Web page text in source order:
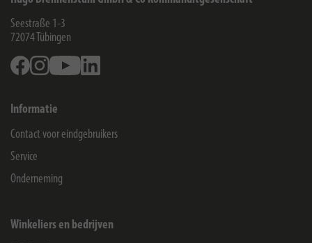
Seestraße 1-3
72074 Tübingen
FacebookInstagramYoutube
Informatie
Contact voor eindgebruikers
Service
Onderneming
Winkeliers en bedrijven